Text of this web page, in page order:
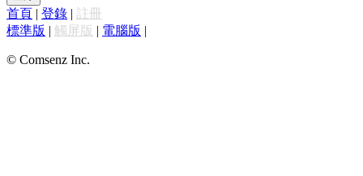
首頁 | 登錄 | 註冊
標準版 | 觸屏版 | 電腦版 |
© Comsenz Inc.